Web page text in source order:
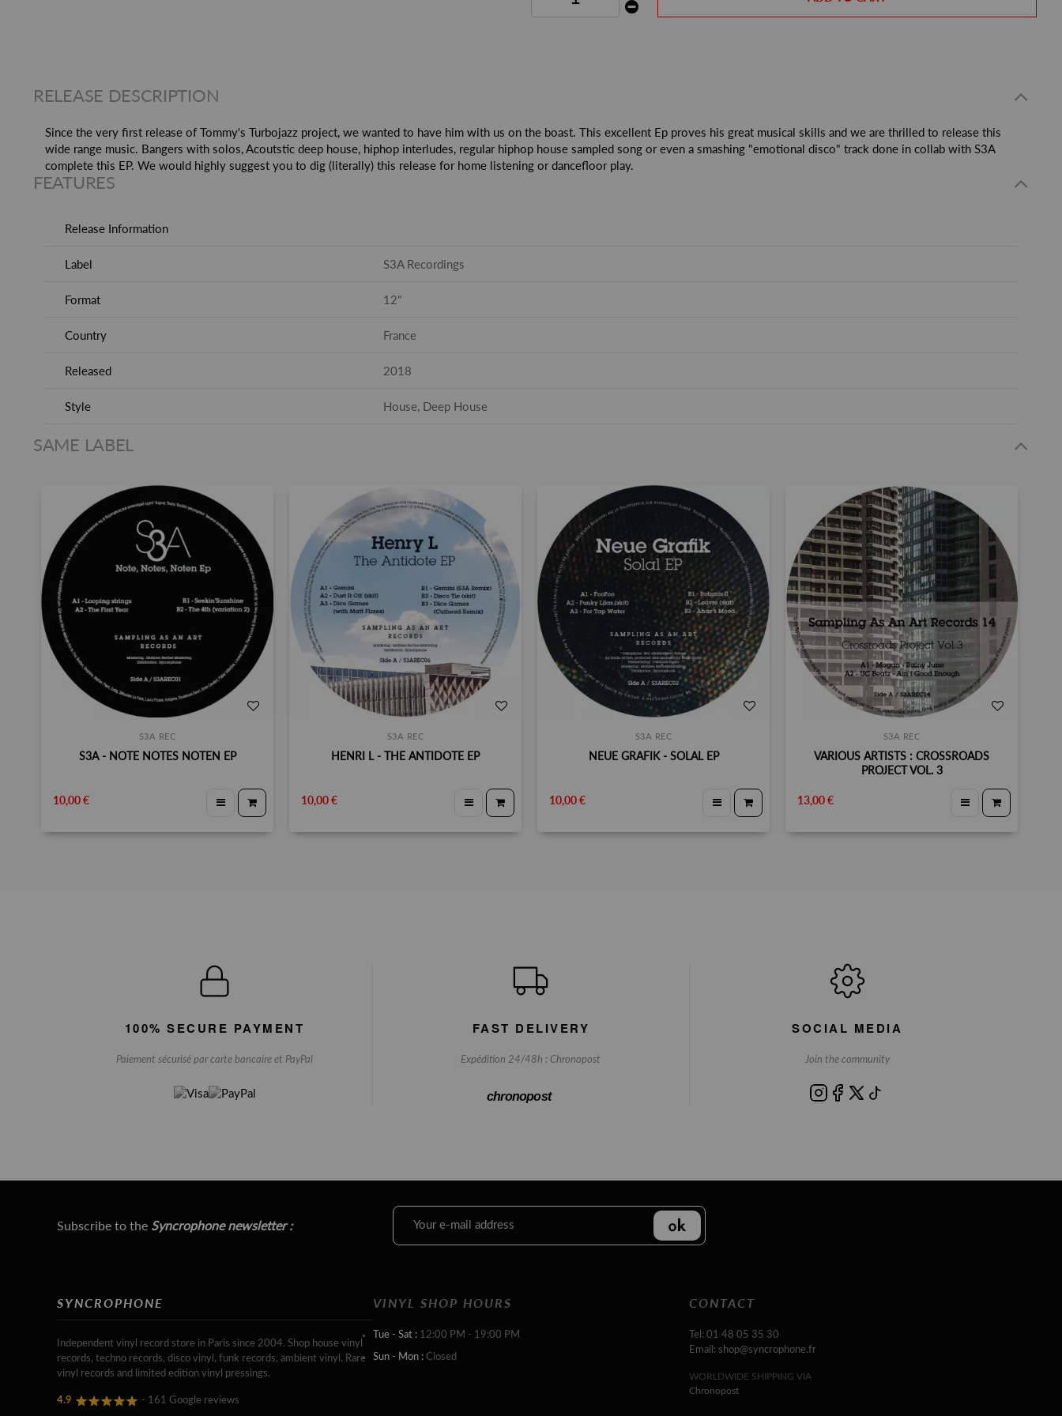
RELEASE DESCRIPTION
Since the very first release of Tommy's Turbojazz project, we wanted to have him with us on the boast. This excellent Ep proves his great musical skills and we are thrilled to release this
wide range music. Bangers with solos, Acoutstic deep house, hiphop interludes, regular hiphop house sampled song or even a smashing "emotional disco" track done in collab with S3A
complete this EP. We would highly suggest you to dig (literally) this release for home listening or dancefloor play.
FEATURES
Release Information
Label S3A Recordings
Format 12"
Country France
Released 2018
Style House, Deep House
SAME LABEL
S3A REC
S3A - NOTE NOTES NOTEN EP
10,00 €
S3A REC
HENRI L - THE ANTIDOTE EP
10,00 €
S3A REC
NEUE GRAFIK - SOLAL EP
10,00 €
S3A REC
VARIOUS ARTISTS : CROSSROADS
PROJECT VOL. 3
13,00 €
100% SECURE PAYMENT
Paiement sécurisé par carte bancaire et PayPal
FAST DELIVERY
Expédition 24/48h : Chronopost
chronopost
SOCIAL MEDIA
Join the community
Subscribe to the Syncrophone newsletter :
SYNCROPHONE
Independent vinyl record store in Paris since 2004. Shop house vinyl
records, techno records, disco vinyl, funk records, ambient vinyl. Rare
vinyl records and limited edition vinyl pressings.
4.9 - 161 Google reviews
VINYL SHOP HOURS
Tue - Sat : 12:00 PM - 19:00 PM
Sun - Mon : Closed
CONTACT
Tel: 01 48 05 35 30
Email: shop@syncrophone.fr
WORLDWIDE SHIPPING VIA
Chronopost